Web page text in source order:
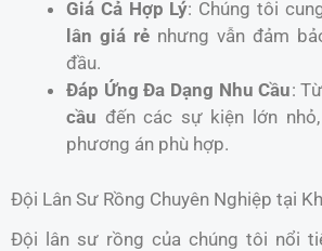
Giá Cả Hợp Lý: Chúng tôi
lân giá rẻ nhưng vẫn đảm
đầu.
Đáp Ứng Đa Dạng Nhu Cầu: Từ
cầu đến các sự kiện lớn
phương án phù hợp.
Đội Lân Sư Rồng Chuyên Nghiệp tại
Đội lân sư rồng của chúng tôi nổi